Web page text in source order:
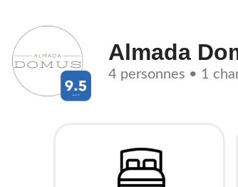
Almada
4 personnes • 1